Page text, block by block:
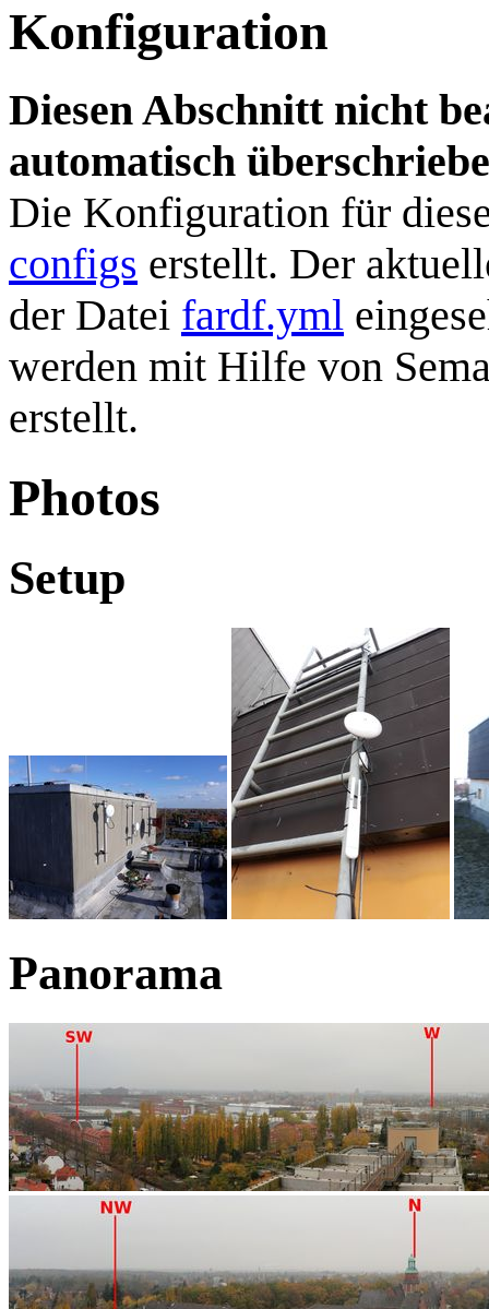
Konfiguration
Diesen Abschnitt nicht
automatisch
Die Konfiguration für
configs erstellt. Der
der Datei fardf.yml
werden mit Hilfe von
erstellt.
Photos
Setup
Panorama